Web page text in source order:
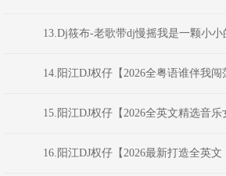
民谣.曼莉.九妹.天涯.少年壮志不言愁】
13.Dj筱布-老歌带dj慢摇我是一颗小
之中FunkyHouse串烧
14.阳江DJ权仔【2026全粤语谁伴我
极限魅力车载大碟】
15.阳江DJ权仔【2026全英文精选音
极限魅力车载大碟】
16.阳江DJ权仔【2026最新打造全英